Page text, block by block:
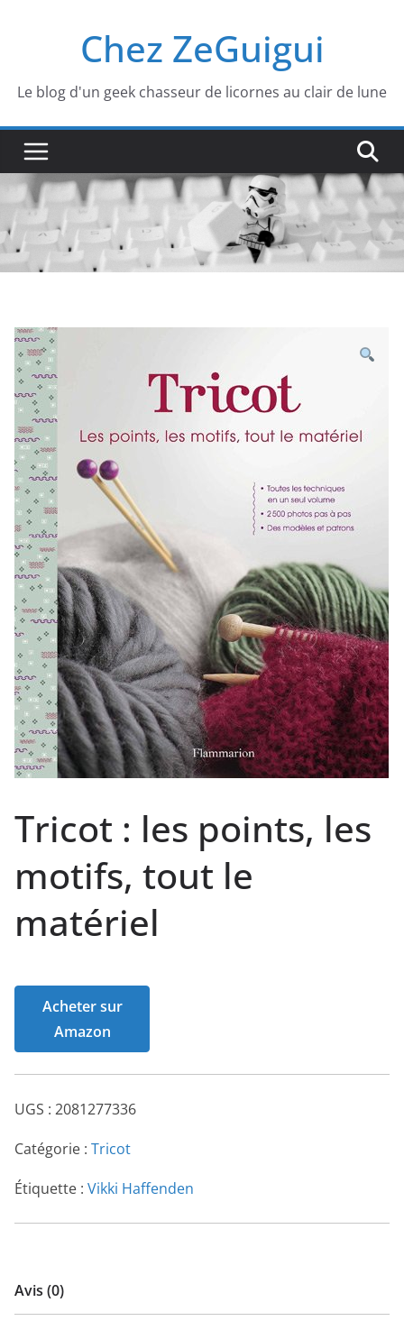
Chez ZeGuigui
Le blog d'un geek chasseur de licornes au clair de lune
Tricot : les points, les
motifs, tout le
matériel
Acheter sur
Amazon
UGS : 2081277336
Catégorie : Tricot
Étiquette : Vikki Haffenden
Avis (0)